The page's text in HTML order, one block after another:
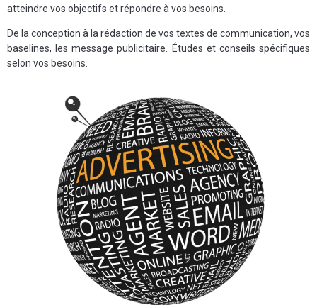
atteindre vos objectifs et répondre à vos besoins.
De la conception à la rédaction de vos textes de communication, vos
baselines, les message publicitaire. Études et conseils spécifiques
selon vos besoins.